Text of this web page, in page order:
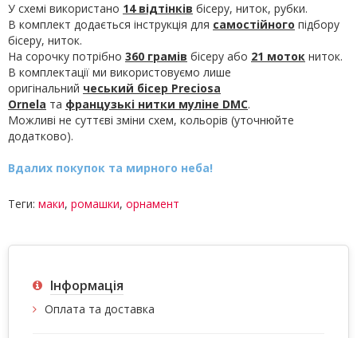
У схемі використано 14 відтінків бісеру, ниток, рубки.
В комплект додається інструкція для самостійного підбору
бісеру, ниток.
На сорочку потрібно 360 грамів бісеру або 21 моток ниток.
В комплектації ми використовуємо лише
оригінальний чеський бісер Preciosa
Ornela та французькі нитки муліне DMC.
Можливі не суттєві зміни схем, кольорів (уточнюйте
додатково).
Вдалих покупок та мирного неба!
Теги: маки, ромашки, орнамент
Інформація
Оплата та доставка